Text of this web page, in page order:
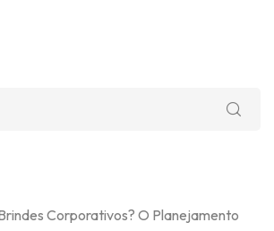
Corporativos? O Planejamento